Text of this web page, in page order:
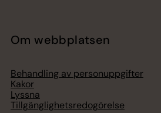
Om webbplatsen
Behandling av personuppgifter
Kakor
Lyssna
Tillgänglighetsredogörelse